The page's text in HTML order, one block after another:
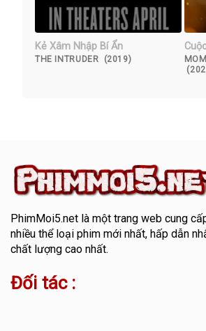
Kẻ Xâm Nhập Bí Ẩn
THE INTRUDER (2019)
PhimMoi5.netlà một trang web cung
nhiều thể loại phim mới nhất, hấp dẫn
chất lượng cao nhất.
Đối tác :